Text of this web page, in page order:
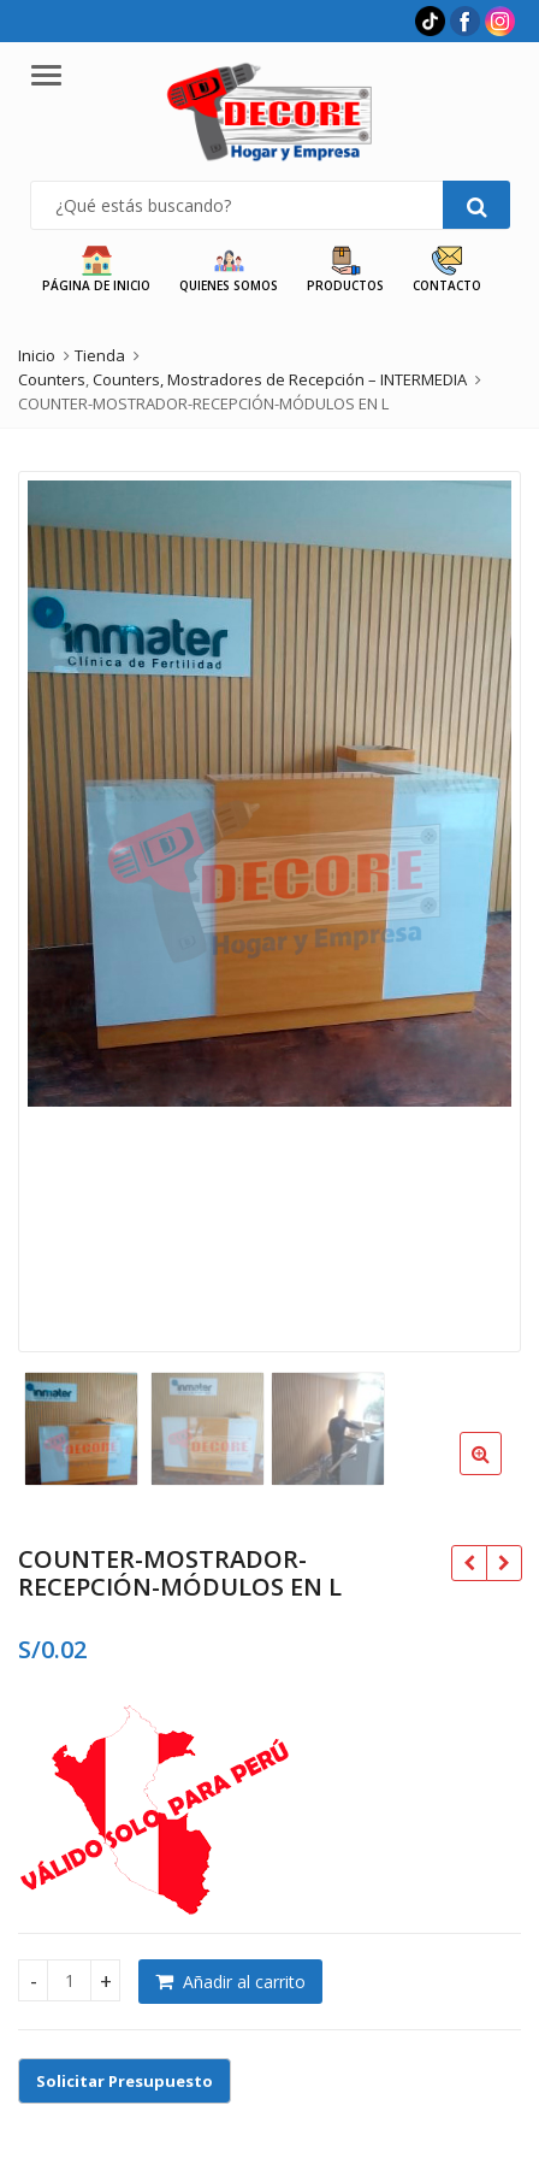
Menu
PÁGINA DE INICIO QUIENES SOMOS PRODUCTOS CONTACTO
Inicio
Tienda
Counters,Counters, Mostradores de Recepción – INTERMEDIA
COUNTER-MOSTRADOR-RECEPCIÓN-MÓDULOS EN L
COUNTER-MOSTRADOR-
RECEPCIÓN-MÓDULOS EN L
S/0.02
COUNTER-MOSTRADOR-RECEPCIÓN-MÓDULOS EN L quantity
Añadir al carrito